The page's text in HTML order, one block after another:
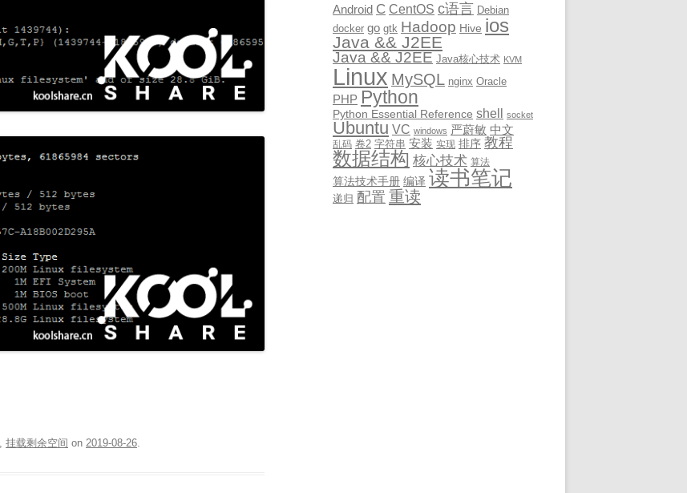
挂载剩余空间 on 2019-08-26
Android C CentOS c语言 Debian
docker go gtk Hadoop Hive ios
Java && J2EE
Java && J2EE Java核心技术 KVM
Linux MySQL nginx Oracle
PHP Python
Python Essential Reference shell socket
Ubuntu VC windows 严蔚敏 中文
乱码 卷2 字符串 安装 实现 排序 教程
数据结构 核心技术 算法
算法技术手册 编译 读书笔记
递归 配置 重读